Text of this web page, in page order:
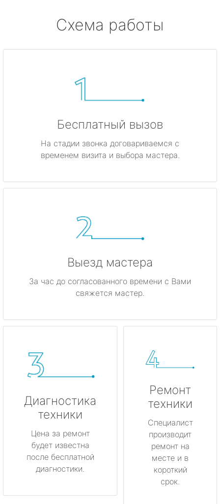
Схема работы
Бесплатный вызов
На стадии звонка договариваемся с
временем визита и выбора мастера.
Выезд мастера
За час до согласованного времени с Вами
свяжется мастер.
Диагностика
техники
Цена за ремонт
будет известна
после бесплатной
диагностики.
Ремонт
техники
Специалист
производит
ремонт на
месте и в
короткий
срок.